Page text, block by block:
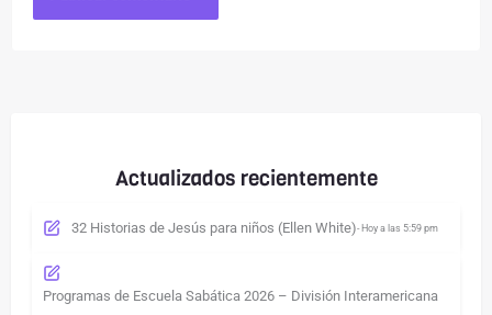
Actualizados recientemente
32 Historias de Jesús para niños (Ellen White)- Hoy a las 5:59 pm
Programas de Escuela Sabática 2026 – División Interamericana